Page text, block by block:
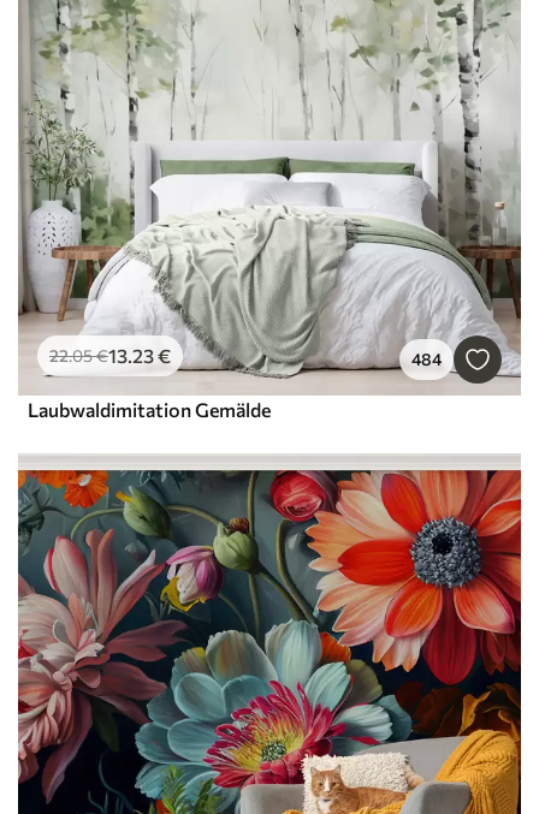
22.05€13.23€ 484
Laubwaldimitation Gemälde